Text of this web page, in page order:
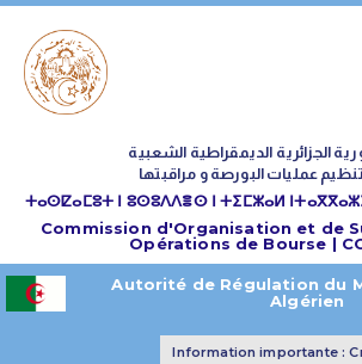
الجزائرية الديمقراطية الشعبية
عمليات البورصة و مراقبتها
ⵜⴰⵙⵇⴰⵎⵓⵜ ⵏ ⵓⵙⵓⴷⴷⴻⵙ ⵏ ⵜⵉⵎⵣⴰⵍ
Commission d'Organisation et de
Opérations de Bourse |
Autorité de Régulation du
Algérien
Information importante :